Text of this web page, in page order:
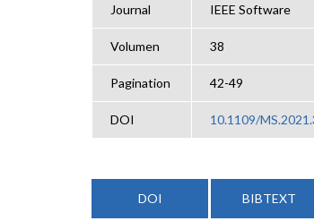
Journal IEEE Software
Volumen 38
Pagination 42-49
DOI 10.1109/
DOI BIBTEXT